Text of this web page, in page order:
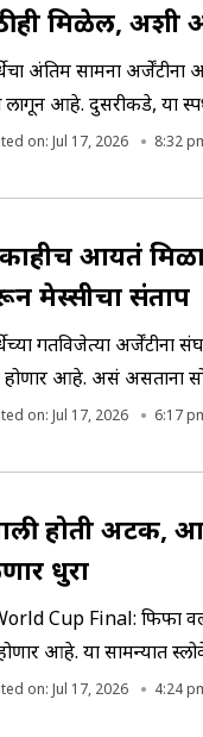
मिळेल, अशी
अंतिम सामना
लागून आहे. दुसरीकडे, या
जाणून घेऊयात काय आहे
on: Jul 17, 2026 8:32
आयतं
मेस्सीचा संताप
गतविजेत्या अर्जेंटीना
होणार आहे. असं असताना
आहे. त्यावर कर्णधार
on: Jul 17, 2026 6:17
होती अटक,
धुरा
Cup Final: फिफा
आहे. या सामन्यात
वर्षांपूर्वी एका अश्लील
on: Jul 17, 2026 4:24